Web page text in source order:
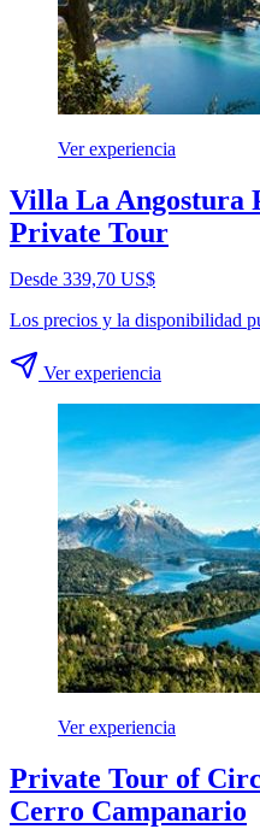
Ver experiencia
Villa La Angostura
Private Tour
Desde 339,70 US$
Los precios y la disponibilidad
Ver experiencia
Ver experiencia
Private Tour of
Cerro Campanario